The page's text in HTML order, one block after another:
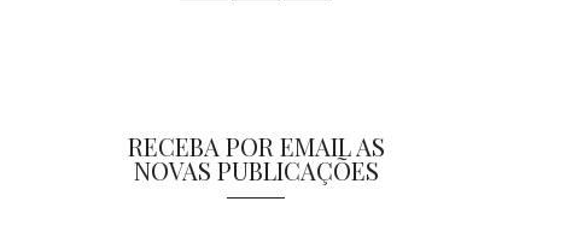
RECEBA POR EMAIL AS
NOVAS PUBLICAÇÕES